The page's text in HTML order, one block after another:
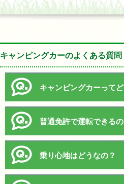
キャンピングカーのよくある質問
キャンピングカーって
普通免許で運転できるの
乗り心地はどうなの？